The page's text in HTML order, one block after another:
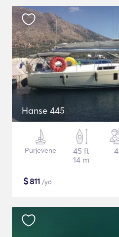
Hanse 445
Purjevene
45 ft
14 m
4
$811 /yö